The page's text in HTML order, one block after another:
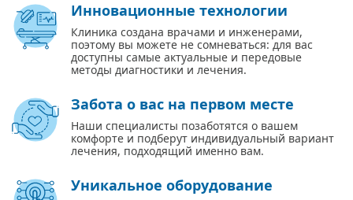
Инновационные технологии
Клиника создана врачами и инженерами,
поэтому вы можете не сомневаться: для вас
доступны самые актуальные и передовые
методы диагностики и лечения.
Забота о вас на первом месте
Наши специалисты позаботятся о вашем
комфорте и подберут индивидуальный вариант
лечения, подходящий именно вам.
Уникальное оборудование